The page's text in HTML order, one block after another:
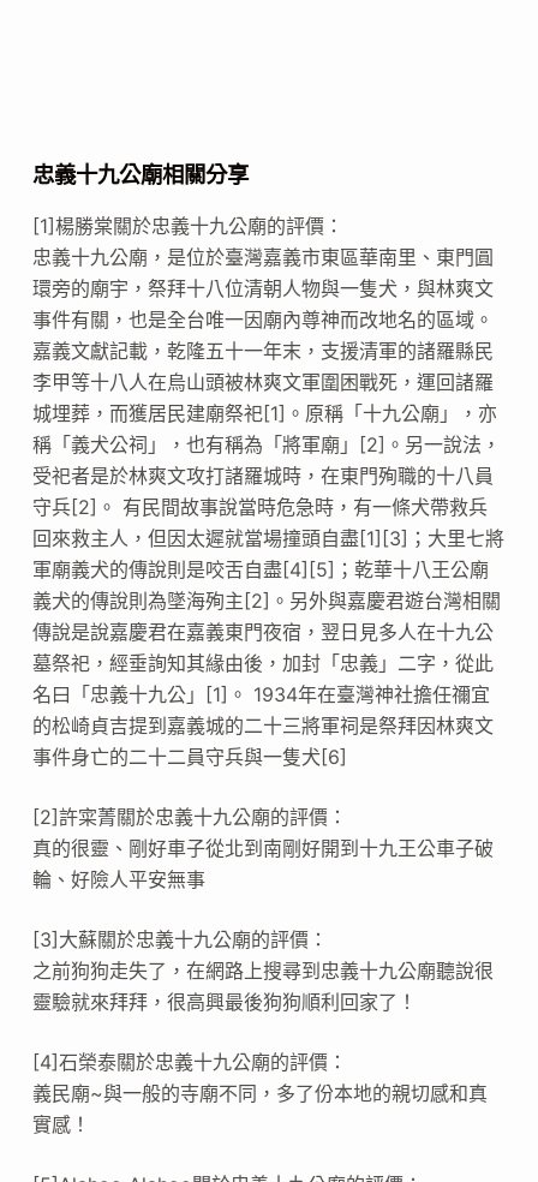
忠義十九公廟相關分享
[1]楊勝棠關於忠義十九公廟的評價：
忠義十九公廟，是位於臺灣嘉義市東區華南里、東門圓
環旁的廟宇，祭拜十八位清朝人物與一隻犬，與林爽文
事件有關，也是全台唯一因廟內尊神而改地名的區域。
嘉義文獻記載，乾隆五十一年末，支援清軍的諸羅縣民
李甲等十八人在烏山頭被林爽文軍圍困戰死，運回諸羅
城埋葬，而獲居民建廟祭祀[1]。原稱「十九公廟」，亦
稱「義犬公祠」，也有稱為「將軍廟」[2]。另一說法，
受祀者是於林爽文攻打諸羅城時，在東門殉職的十八員
守兵[2]。 有民間故事說當時危急時，有一條犬帶救兵
回來救主人，但因太遲就當場撞頭自盡[1][3]；大里七將
軍廟義犬的傳說則是咬舌自盡[4][5]；乾華十八王公廟
義犬的傳說則為墜海殉主[2]。另外與嘉慶君遊台灣相關
傳說是說嘉慶君在嘉義東門夜宿，翌日見多人在十九公
墓祭祀，經垂詢知其緣由後，加封「忠義」二字，從此
名曰「忠義十九公」[1]。 1934年在臺灣神社擔任禰宜
的松崎貞吉提到嘉義城的二十三將軍祠是祭拜因林爽文
事件身亡的二十二員守兵與一隻犬[6]
[2]許寀菁關於忠義十九公廟的評價：
真的很靈、剛好車子從北到南剛好開到十九王公車子破
輪、好險人平安無事
[3]大蘇關於忠義十九公廟的評價：
之前狗狗走失了，在網路上搜尋到忠義十九公廟聽說很
靈驗就來拜拜，很高興最後狗狗順利回家了！
[4]石榮泰關於忠義十九公廟的評價：
義民廟~與一般的寺廟不同，多了份本地的親切感和真
實感！